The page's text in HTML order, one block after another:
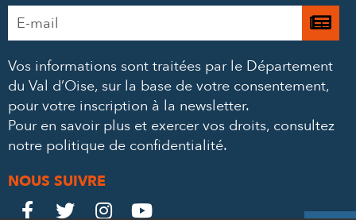
Adresse
e-
*
Je
à
Vos informations sont traitées par le Département
du Val d’Oise, sur la base de votre consentement,
pour votre inscription à la newsletter.
Pour en savoir plus et exercer vos droits, consultez
notre politique de confidentialité.
NOUS SUIVRE
Le
 Le
 Le
 Le
